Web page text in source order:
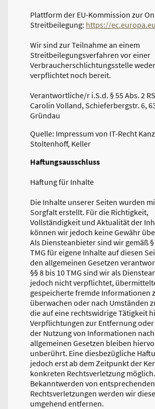
Plattform der EU-Kommission zur
Streitbeilegung: https://
Wir sind zur Teilnahme an einem
Streitbeilegungsverfahren vor einer
Verbraucherschlichtungsstelle weder
verpflichtet noch bereit.
Verantwortliche/r i.S.d. § 55 Abs. 2
Carolin Volland, Schieferbergstr. 6,
Gründau
Quelle: Impressum von IT-Recht
Stoltenhoff, Keller
Haftungsausschluss
Haftung für Inhalte
Die Inhalte unserer Seiten wurden
Sorgfalt erstellt. Für die Richtigkeit,
Vollständigkeit und Aktualität der
können wir jedoch keine Gewähr
Als Diensteanbieter sind wir gemäß §
TMG für eigene Inhalte auf diesen
den allgemeinen Gesetzen
§§ 8 bis 10 TMG sind wir als
jedoch nicht verpflichtet,
gespeicherte fremde Informationen
überwachen oder nach Umständen
die auf eine rechtswidrige Tätigkeit
Verpflichtungen zur Entfernung
der Nutzung von Informationen
allgemeinen Gesetzen bleiben
unberührt. Eine diesbezügliche
jedoch erst ab dem Zeitpunkt der
konkreten Rechtsverletzung
Bekanntwerden von entsprechenden
Rechtsverletzungen werden wir
umgehend entfernen.